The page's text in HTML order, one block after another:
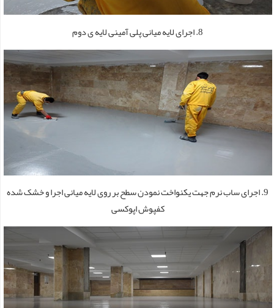
8. اجرای لایه میانی پلی آمینی لایه­ ی دوم
9. اجرای ساب نرم جهت یکنواخت نمودن سطح بر روی لایه میانی اجرا و خشک شده
کفپوش اپوکسی